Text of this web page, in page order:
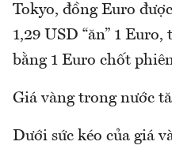
Tokyo, đồng Euro
1,29 USD “ăn” 1
bằng 1 Euro chốt
Giá vàng trong nước
Dưới sức kéo của giá